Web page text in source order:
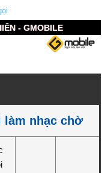
- GMOBILE
làm nhạc chờ